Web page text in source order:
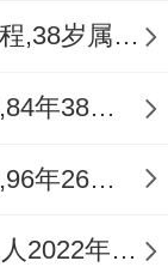
1984年属鼠女2022年运势及运程,38岁属鼠人2022全年每月运势女性如何
1984年属鼠人2022年运势男性,84年38岁属鼠男2022年每月运程怎么样
1996年属鼠人2022年运势男性,96年26岁属鼠男2022年每月运程怎么样
2022年对属鼠的人好不好 属鼠人2022年运势如何